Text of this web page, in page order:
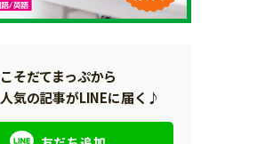
こそだてまっぷから
人気の記事がLINEに届く♪